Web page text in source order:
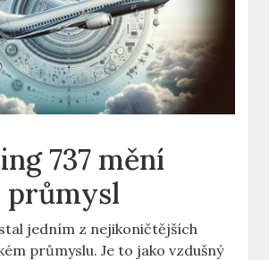
737 mění
průmysl
jedním ‌z ‌nejikoničtějších
průmyslu. Je ‌to jako vzdušný